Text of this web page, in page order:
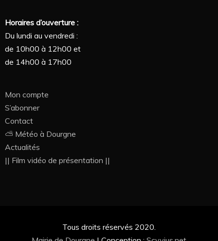
Horaires d’ouverture :
Du lundi au vendredi :
de 10h00 à 12h00 et
de 14h00 à 17h00
Mon compte
S’abonner
Contact
⛅ Météo à Dourgne
Actualités
|| Film vidéo de présentation ||
Tous droits réservés 2020.